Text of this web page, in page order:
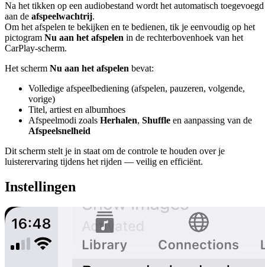
Na het tikken op een audiobestand wordt het automatisch toegevoegd
aan de afspeelwachtrij.
Om het afspelen te bekijken en te bedienen, tik je eenvoudig op het
pictogram Nu aan het afspelen in de rechterbovenhoek van het
CarPlay-scherm.
Het scherm Nu aan het afspelen bevat:
Volledige afspeelbediening (afspelen, pauzeren, volgende,
vorige)
Titel, artiest en albumhoes
Afspeelmodi zoals Herhalen, Shuffle en aanpassing van de
Afspeelsnelheid
Dit scherm stelt je in staat om de controle te houden over je
luisterervaring tijdens het rijden — veilig en efficiënt.
Instellingen